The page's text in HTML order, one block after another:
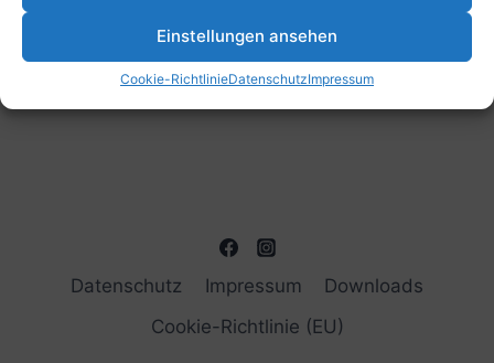
Einstellungen ansehen
Cookie-RichtlinieDatenschutzImpressum
Datenschutz Impressum
Downloads
Cookie-Richtlinie (EU)